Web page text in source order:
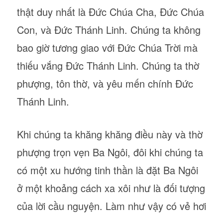
thật duy nhất là Đức Chúa Cha, Đức Chúa
Con, và Đức Thánh Linh. Chúng ta không
bao giờ tương giao với Đức Chúa Trời mà
thiếu vắng Đức Thánh Linh. Chúng ta thờ
phượng, tôn thờ, và yêu mến chính Đức
Thánh Linh.
Khi chúng ta khăng khăng điều này và thờ
phượng trọn vẹn Ba Ngôi, đôi khi chúng ta
có một xu hướng tinh thần là đặt Ba Ngôi
ở một khoảng cách xa xôi như là đối tượng
của lời cầu nguyện. Làm như vậy có vẻ hơi